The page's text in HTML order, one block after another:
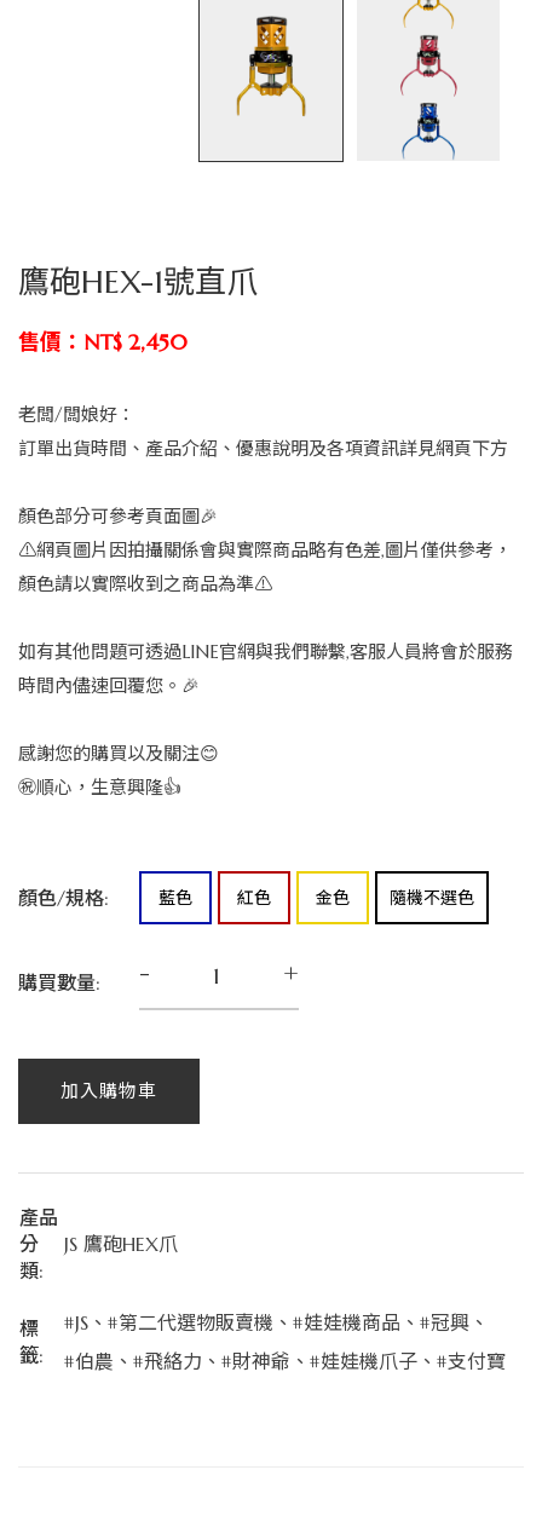
鷹砲HEX-1號直爪
售價：NT$ 2,450
老闆/闆娘好：
訂單出貨時間、產品介紹、優惠說明及各項資訊詳見網頁下方
顏色部分可參考頁面圖🎉
⚠️網頁圖片因拍攝關係會與實際商品略有色差,圖片僅供參考，
顏色請以實際收到之商品為準⚠️
如有其他問題可透過LINE官網與我們聯繫,客服人員將會於服務
時間內儘速回覆您。🎉
感謝您的購買以及關注😊
㊗️順心，生意興隆👍
顏色/規格: 藍色 紅色 金色 隨機不選色
購買數量: - +
加入購物車
產品
分
類:
JS 鷹砲HEX爪
標
籤:
#JS 、 #第二代選物販賣機 、 #娃娃機商品 、 #冠興 、
#伯農 、 #飛絡力 、 #財神爺 、 #娃娃機爪子 、 #支付寶